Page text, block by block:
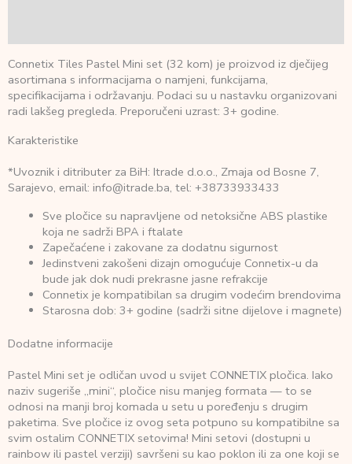
Connetix Tiles Pastel Mini set (32 kom) je proizvod iz dječijeg
asortimana s informacijama o namjeni, funkcijama,
specifikacijama i održavanju. Podaci su u nastavku organizovani
radi lakšeg pregleda. Preporučeni uzrast: 3+ godine.
Karakteristike
*Uvoznik i ditributer za BiH: Itrade d.o.o., Zmaja od Bosne 7,
Sarajevo, email: info@itrade.ba, tel: +38733933433
Sve pločice su napravljene od netoksične ABS plastike
koja ne sadrži BPA i ftalate
Zapečaćene i zakovane za dodatnu sigurnost
Jedinstveni zakošeni dizajn omogućuje Connetix-u da
bude jak dok nudi prekrasne jasne refrakcije
Connetix je kompatibilan sa drugim vodećim brendovima
Starosna dob: 3+ godine (sadrži sitne dijelove i magnete)
Dodatne informacije
Pastel Mini set je odličan uvod u svijet CONNETIX pločica. Iako
naziv sugeriše „mini“, pločice nisu manjeg formata — to se
odnosi na manji broj komada u setu u poređenju s drugim
paketima. Sve pločice iz ovog seta potpuno su kompatibilne sa
svim ostalim CONNETIX setovima! Mini setovi (dostupni u
rainbow ili pastel verziji) savršeni su kao poklon ili za one koji se